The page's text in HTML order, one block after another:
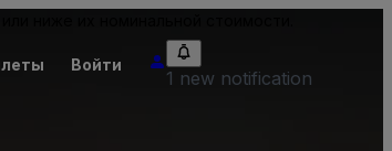
Войти
1 new notification